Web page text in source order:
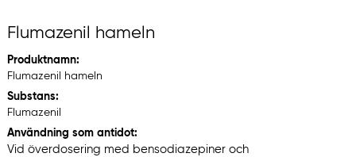
Flumazenil hameln
Produktnamn:
Flumazenil hameln
Substans:
Flumazenil
Användning som antidot:
Vid överdosering med bensodiazepiner och